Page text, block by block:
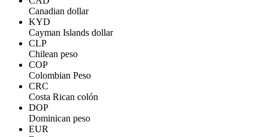
Canadian dollar
KYD
Cayman Islands dollar
CLP
Chilean peso
COP
Colombian Peso
CRC
Costa Rican colón
DOP
Dominican peso
EUR